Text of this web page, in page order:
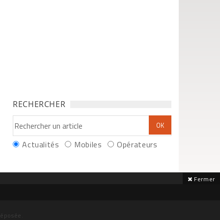
RECHERCHER
Actualités Mobiles Opérateurs
Fermer